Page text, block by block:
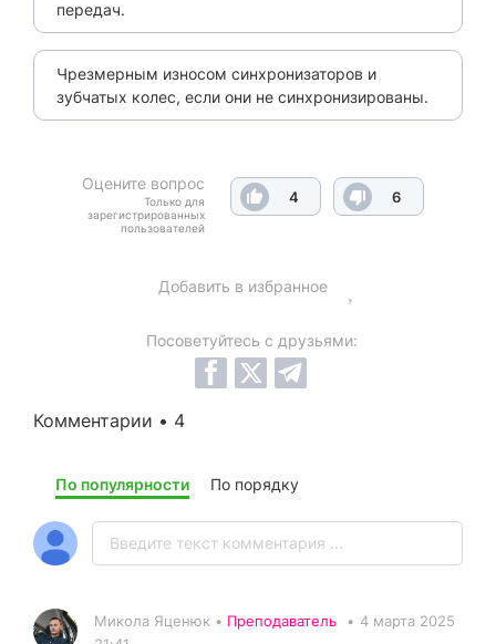
передач.
Чрезмерным износом синхронизаторов и
зубчатых колес, если они не синхронизированы.
Оцените вопрос
Только для
зарегистрированных
пользователей
4 6
Добавить в избранное
Посоветуйтесь с друзьями:
Комментарии • 4
По популярности По порядку
Микола Яценюк • Преподаватель • 4 марта 2025